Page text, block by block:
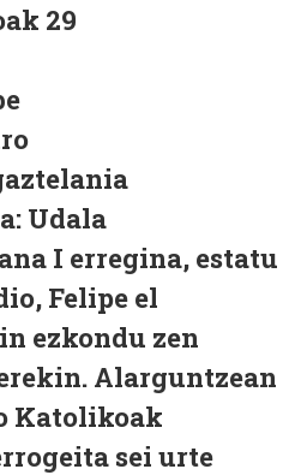
29
Udala
I erregina, estatu
Felipe el
ezkondu zen
Alarguntzean
Katolikoak
sei urte